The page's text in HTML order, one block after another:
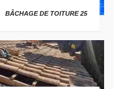
BÂCHAGE DE TOITURE 25